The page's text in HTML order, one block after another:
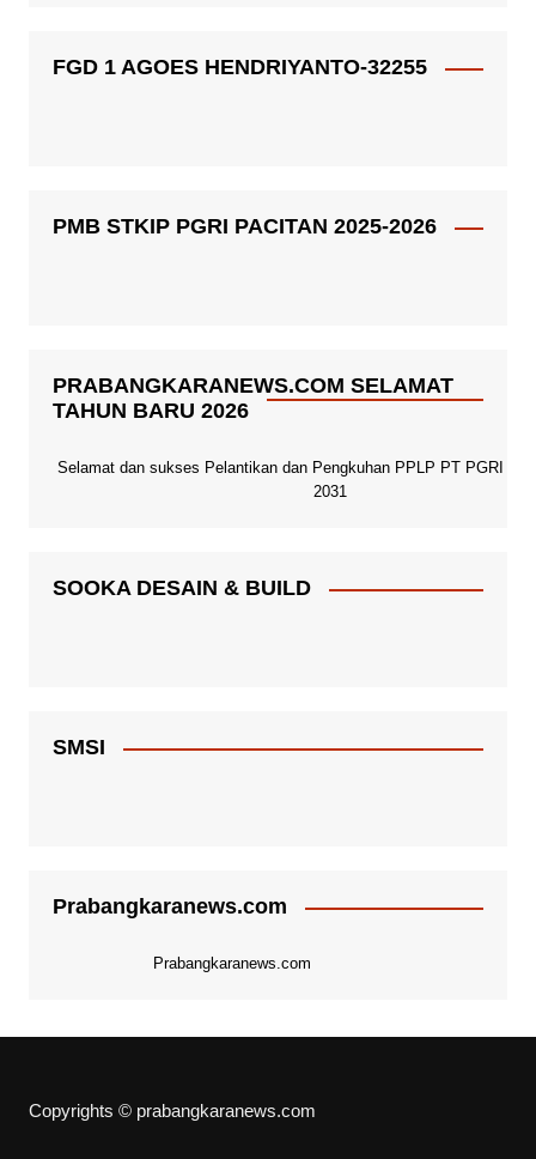
FGD 1 AGOES HENDRIYANTO-32255
PMB STKIP PGRI PACITAN 2025-2026
PRABANGKARANEWS.COM SELAMAT
TAHUN BARU 2026
Selamat dan sukses Pelantikan dan Pengkuhan PPLP PT PGRI
2031
SOOKA DESAIN & BUILD
SMSI
Prabangkaranews.com
Prabangkaranews.com
Copyrights © prabangkaranews.com